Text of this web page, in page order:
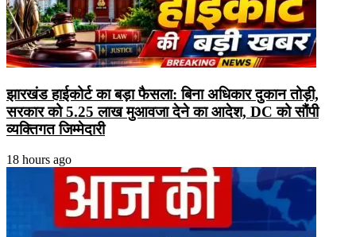
झारखंड हाईकोर्ट का बड़ा फैसला: बिना अधिकार दुकान तोड़ी,
सरकार को 5.25 लाख मुआवजा देने का आदेश, DC को सौंपी
व्यक्तिगत जिम्मेदारी
18 hours ago